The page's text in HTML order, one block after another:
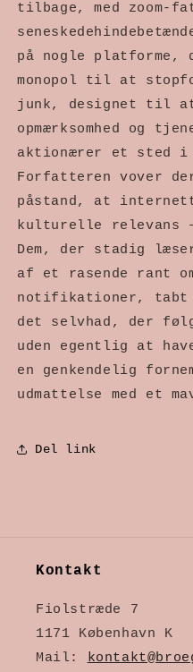
tilbage, med zoom-
på nogle platforme,
monopol til at
junk, designet til
opmærksomhed og
aktionærer et sted i
Forfatteren vover
påstand, at
kulturelle relevans
Dem, der stadig
af et rasende rant
notifikationer, tabt
det selvhad, der
uden egentlig at
en genkendelig
udmattelse med et
Del link
Kontakt
Fiolstræde 7
1171 København K
Mail: